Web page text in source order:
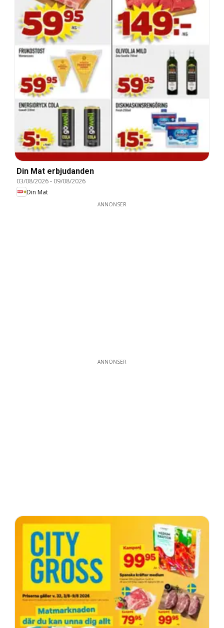
Din Mat erbjudanden
03/08/2026- 09/08/2026
Din Mat
ANNONSER
ANNONSER